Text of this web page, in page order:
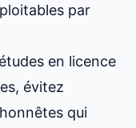
par
en licence
, évitez
qui